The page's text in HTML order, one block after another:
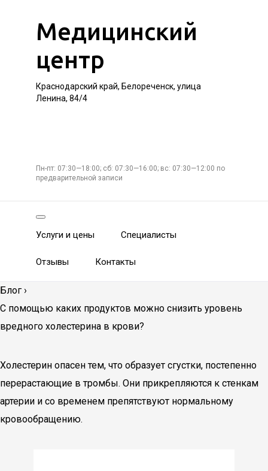
Медицинский
центр
Краснодарский край, Белореченск, улица
Ленина, 84/4
Пн-пт: 07:30—18:00; сб: 07:30—16:00; вс: 07:30—12:00 по
предварительной записи
Услуги и цены Специалисты
Отзывы Контакты
Блог ›
С помощью каких продуктов можно снизить уровень
вредного холестерина в крови?
Холестерин опасен тем, что образует сгустки, постепенно
перерастающие в тромбы. Они прикрепляются к стенкам
артерии и со временем препятствуют нормальному
кровообращению.